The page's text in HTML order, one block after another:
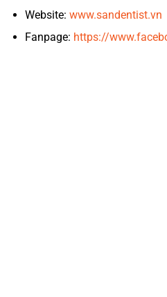
Website: www.sandentist.vn
Fanpage: https://